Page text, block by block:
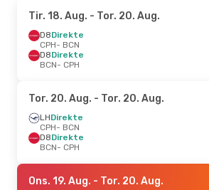
Tir. 18. Aug. - Tor. 20. Aug.
D8Direkte
CPH- BCN
D8Direkte
BCN- CPH
Tor. 20. Aug. - Tor. 20. Aug.
LHDirekte
CPH- BCN
D8Direkte
BCN- CPH
Ons. 19. Aug. - Tor. 20. Aug.